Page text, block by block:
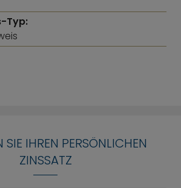
Typ:
SIE IHREN PERSÖNLICHEN
ZINSSATZ